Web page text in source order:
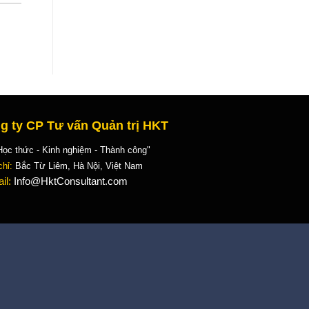
ty CP Tư vấn Quản trị HKT
- Kinh nghiệm - Thành công"
Bắc Từ Liêm, Hà Nội, Việt Nam
Info@HktConsultant.com